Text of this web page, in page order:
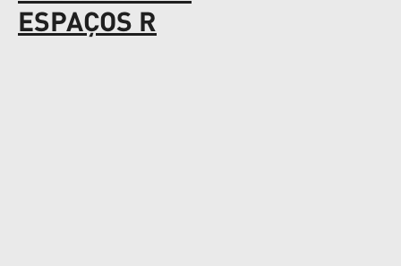
ESPAÇOS R